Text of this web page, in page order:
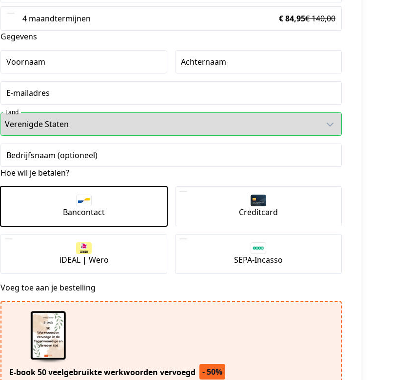
4 maandtermijnen € 84,95€ 140,00
Gegevens
Voornaam Achternaam
E-mailadres
Land
Bedrijfsnaam (optioneel)
Hoe wil je betalen?
Bancontact Creditcard
iDEAL | Wero SEPA-Incasso
Voeg toe aan je bestelling
E-book 50 veelgebruikte werkwoorden vervoegd
- 50%